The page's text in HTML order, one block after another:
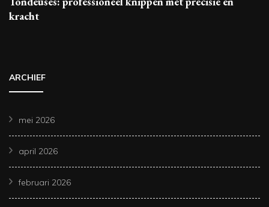
kracht
ARCHIEF
mei 2026
april 2026
februari 2026